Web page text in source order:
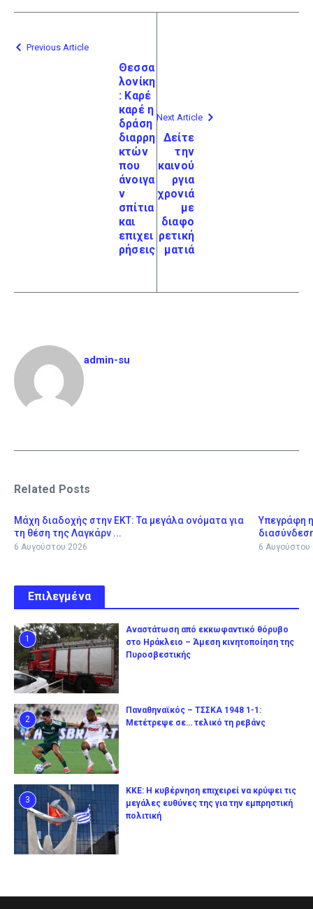
Previous Article
Θεσσα
λονίκη
: Καρέ
καρέ η
δράση
διαρρη
κτών
που
άνοιγα
ν
σπίτια
και
επιχει
ρήσεις
Next Article
Δείτε
την
καινού
ργια
χρονιά
με
διαφο
ρετική
ματιά
admin-su
Related Posts
Μάχη διαδοχής στην ΕΚΤ: Τα μεγάλα ονόματα για
τη θέση της Λαγκάρν ...
6 Αυγούστου 2026
Υπεγράφη
6 Αυγούστου
Επιλεγμένα
1
Αναστάτωση από εκκωφαντικό θόρυβο
στο Ηράκλειο – Άμεση κινητοποίηση της
Πυροσβεστικής
2
Παναθηναϊκός – ΤΣΣΚΑ 1948 1-1:
Μετέτρεψε σε… τελικό τη ρεβάνς
3
ΚΚΕ: Η κυβέρνηση επιχειρεί να κρύψει τις
μεγάλες ευθύνες της για την εμπρηστική
πολιτική